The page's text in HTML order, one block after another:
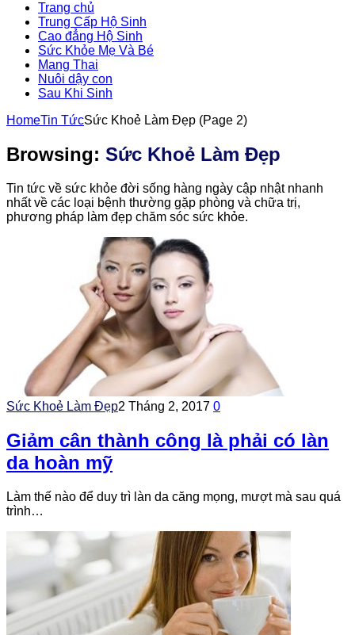
Trang chủ
Trung Cấp Hộ Sinh
Cao đẳng Hộ Sinh
Sức Khỏe Mẹ Và Bé
Mang Thai
Nuôi dậy con
Sau Khi Sinh
HomeTin TứcSức Khoẻ Làm Đẹp (Page 2)
Browsing: Sức Khoẻ Làm Đẹp
Tin tức về sức khỏe đời sống hàng ngày cập nhật nhanh
nhất về các loại bệnh thường gặp phòng và chữa trị,
phương pháp làm đẹp chăm sóc sức khỏe.
Sức Khoẻ Làm Đẹp2 Tháng 2, 2017 0
Giảm cân thành công là phải có làn
da hoàn mỹ
Làm thế nào để duy trì làn da căng mọng, mượt mà sau quá
trình…